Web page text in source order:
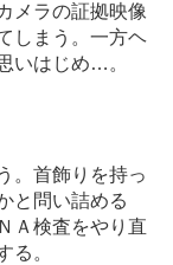
メラの証拠映像
しまう。一方ヘ
いはじめ…。
。首飾りを持っ
と問い詰める
Ａ検査をやり直
る。